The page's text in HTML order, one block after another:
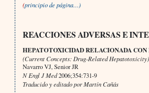
(principio de página…)
REACCIONES ADVERSAS E
HEPATOTOXICIDAD RELACIONADA CON
(Current Concepts: Drug-Related Hepatotoxicity)
Navarro VJ, Senior JR
N Engl J Med2006;354:731-9
Traducido y editado por Martín Cañás